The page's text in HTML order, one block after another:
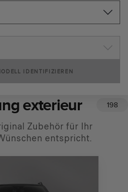
IDENTIFIZIEREN
exterieur 198
Zubehör für Ihr
entspricht.